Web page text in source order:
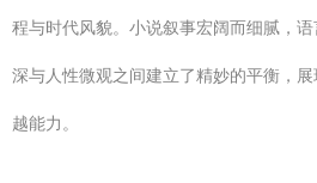
程与时代风貌。小说叙事宏阔而细腻，
深与人性微观之间建立了精妙的平衡，
越能力。